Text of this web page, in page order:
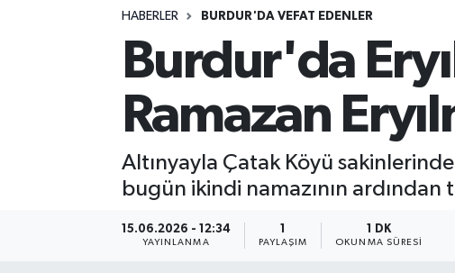
HABERLER BURDUR'DA VEFAT EDENLER
Burdur'da
Ramazan
Altınyayla Çatak Köyü
bugün ikindi namazının
15.06.2026 - 12:34
YAYINLANMA PAYLAŞIM
1 DK
OKUNMA SÜRESI